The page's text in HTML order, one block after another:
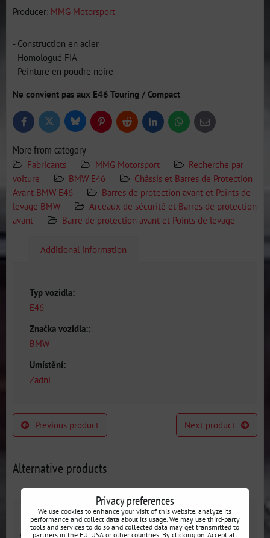
Producer: MMG Motorsport
- Construction en acier
- Homologué FIA
- Peinture en poudre noire
Ne convient pas aux E46 Touring / Compact
FacebookTwitter BlueskyPinterestReddit LinkedInWhatsApp
E-
mail
More from category
Fabricants MMG Motorsport
Recherche par
voiture
BMW E46
Châssis et Barres de Protection
Avant BMW E46
Barres de protection avant et Points de
levage BMW
Arceaux de sécurité et Barres de protection
avant
Barre de protection avant et Points de levage
Additional information
Typ vozidla:
E46
Značka vozidla::
BMW
Umístění:
Zadní
Previous product Next product
Alternative products
Privacy preferences
We use cookies to enhance your visit of this website, analyze its
performance and collect data about its usage. We may use third-party
tools and services to do so and collected data may get transmitted to
partners in the EU, USA or other countries. By clicking on 'Accept all